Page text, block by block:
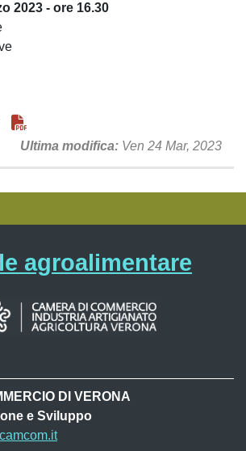
2023 - ore 16.30
Ultima modifica
Ven 24 Mar, 2023
agroalimentare
DI VERONA
e Sviluppo